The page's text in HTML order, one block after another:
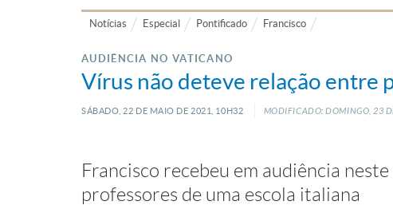
Notícias Especial Pontificado Francisco
AUDIÊNCIA NO VATICANO
Vírus não deteve relação entre
SÁBADO, 22 DE MAIO DE 2021, 10H32 MODIFICADO: DOMINGO, 23
Francisco recebeu em audiência
professores de uma escola italiana